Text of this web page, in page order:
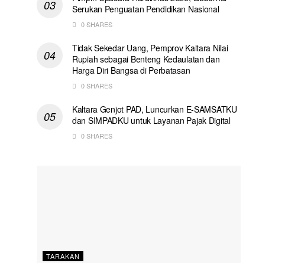
Serukan Penguatan Pendidikan Nasional
0 SHARES
Tidak Sekedar Uang, Pemprov Kaltara Nilai
Rupiah sebagai Benteng Kedaulatan dan
Harga Diri Bangsa di Perbatasan
0 SHARES
Kaltara Genjot PAD, Luncurkan E-SAMSATKU
dan SIMPADKU untuk Layanan Pajak Digital
0 SHARES
TARAKAN